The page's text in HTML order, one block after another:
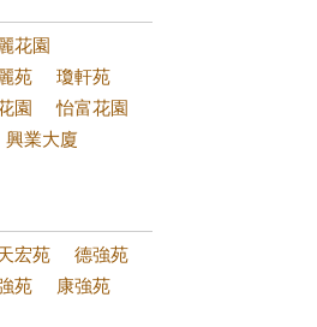
花園
苑
瓊軒苑
園
怡富花園
興業大廈
宏苑
德強苑
苑 康強苑